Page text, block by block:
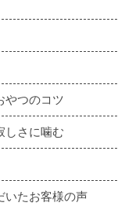
やつのコツ
しさに噛む
いたお客様の声